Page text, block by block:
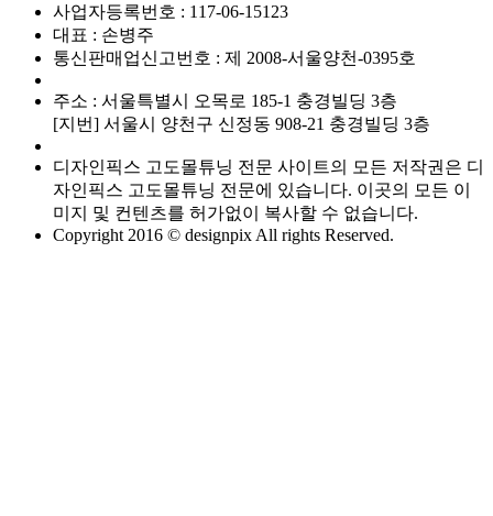
사업자등록번호 : 117-06-15123
대표 : 손병주
통신판매업신고번호 : 제 2008-서울양천-0395호
주소 : 서울특별시 오목로 185-1 충경빌딩 3층
[지번] 서울시 양천구 신정동 908-21 충경빌딩 3층
디자인픽스 고도몰튜닝 전문 사이트의 모든 저작권은 디
자인픽스 고도몰튜닝 전문에 있습니다. 이곳의 모든 이
미지 및 컨텐츠를 허가없이 복사할 수 없습니다.
Copyright 2016 © designpix All rights Reserved.